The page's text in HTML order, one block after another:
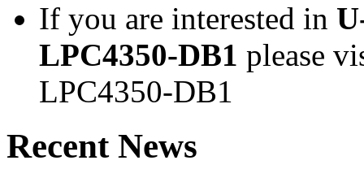
If you are interested in
LPC4350-DB1 please
LPC4350-DB1
Recent News